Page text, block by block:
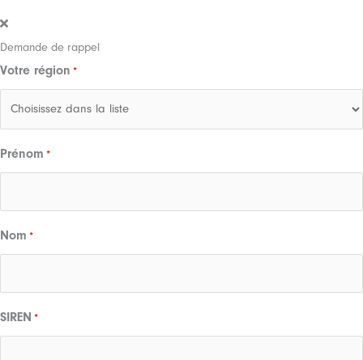
Demande de rappel
Votre région *
Prénom *
Nom *
SIREN *